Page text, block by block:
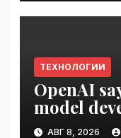
ТЕХНОЛОГИИ
OpenAI
model
security
АВГ 8, 2026